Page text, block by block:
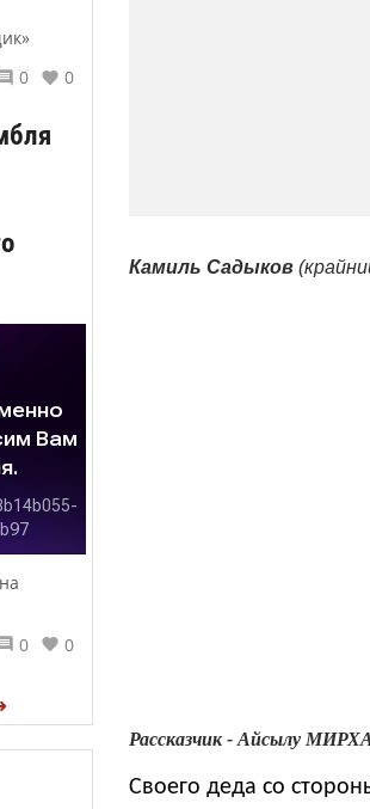
0 0
0 0
Камиль Садыков
Рассказчик - Айсылу
Своего деда со